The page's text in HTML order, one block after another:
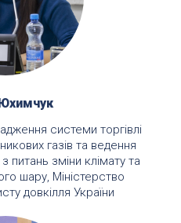
системи торгівлі
газів та ведення
питань зміни клімату та
шару, Міністерство
довкілля України